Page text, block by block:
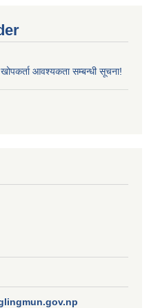
खोपकर्ता आवश्यकता सम्बन्धी सूचना!